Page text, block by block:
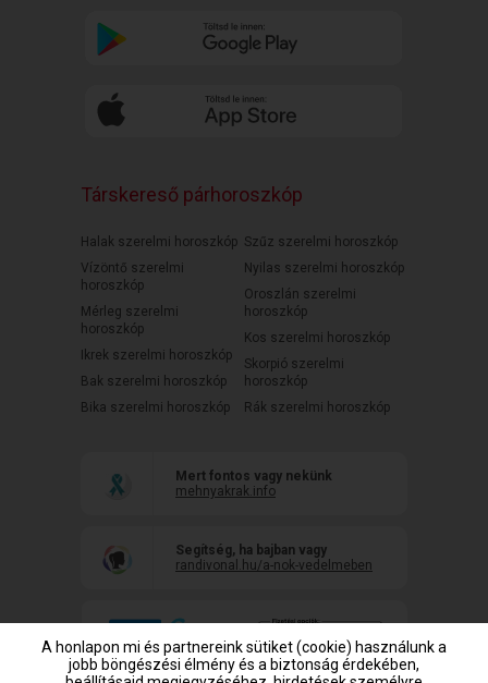
Társkereső párhoroszkóp
Halak szerelmi horoszkóp
Vízöntő szerelmi
horoszkóp
Mérleg szerelmi
horoszkóp
Ikrek szerelmi horoszkóp
Bak szerelmi horoszkóp
Bika szerelmi horoszkóp
Szűz szerelmi horoszkóp
Nyilas szerelmi horoszkóp
Oroszlán szerelmi
horoszkóp
Kos szerelmi horoszkóp
Skorpió szerelmi
horoszkóp
Rák szerelmi horoszkóp
Mert fontos vagy nekünk
mehnyakrak.info
Segítség, ha bajban vagy
randivonal.hu/a-nok-vedelmeben
A honlapon mi és partnereink sütiket (cookie) használunk a
jobb böngészési élmény és a biztonság érdekében,